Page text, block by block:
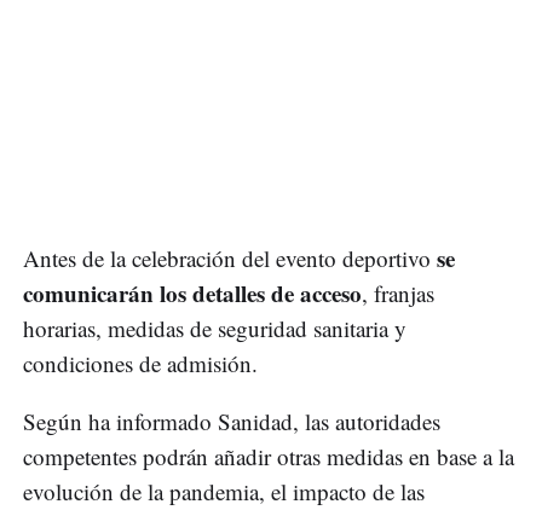
Antes de la celebración del evento deportivo se
comunicarán los detalles de acceso, franjas
horarias, medidas de seguridad sanitaria y
condiciones de admisión.
Según ha informado Sanidad, las autoridades
competentes podrán añadir otras medidas en base a la
evolución de la pandemia, el impacto de las